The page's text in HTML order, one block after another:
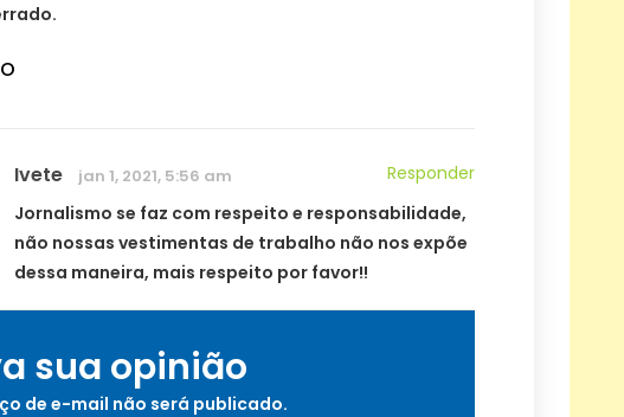
Ivete jan 1, 2021, 5:56 am
Responder
Jornalismo se faz com respeito e responsabilidade,
não nossas vestimentas de trabalho não nos expõe
dessa maneira, mais respeito por favor!!
sua opinião
de e-mail não será publicado.